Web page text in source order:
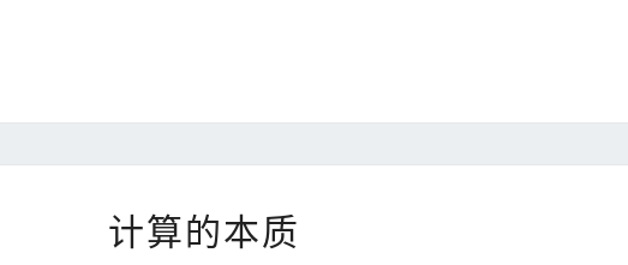
算
计算的本质